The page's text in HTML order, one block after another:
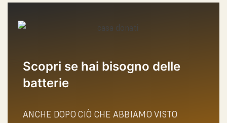
Scopri se hai bisogno delle
batterie
ANCHE DOPO CIÒ CHE ABBIAMO VISTO